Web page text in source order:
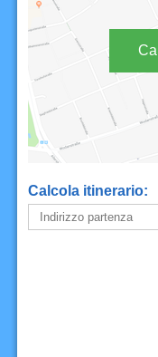
Calcola itinerario: